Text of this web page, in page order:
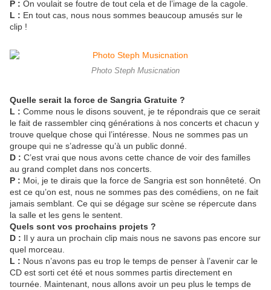
P : On voulait se foutre de tout cela et de l’image de la cagole.
L : En tout cas, nous nous sommes beaucoup amusés sur le
clip !
Photo Steph Musicnation
Quelle serait la force de Sangria Gratuite ?
L : Comme nous le disons souvent, je te répondrais que ce serait
le fait de rassembler cinq générations à nos concerts et chacun y
trouve quelque chose qui l’intéresse. Nous ne sommes pas un
groupe qui ne s’adresse qu’à un public donné.
D : C’est vrai que nous avons cette chance de voir des familles
au grand complet dans nos concerts.
P : Moi, je te dirais que la force de Sangria est son honnêteté. On
est ce qu’on est, nous ne sommes pas des comédiens, on ne fait
jamais semblant. Ce qui se dégage sur scène se répercute dans
la salle et les gens le sentent.
Quels sont vos prochains projets ?
D : Il y aura un prochain clip mais nous ne savons pas encore sur
quel morceau.
L : Nous n’avons pas eu trop le temps de penser à l’avenir car le
CD est sorti cet été et nous sommes partis directement en
tournée. Maintenant, nous allons avoir un peu plus le temps de